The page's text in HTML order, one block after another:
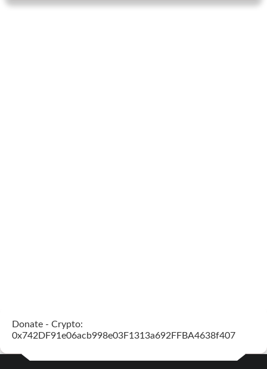
Donate - Crypto:
0x742DF91e06acb998e03F1313a692FFBA4638f407